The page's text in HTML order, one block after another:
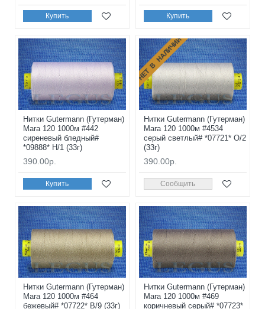
Купить Купить
Нитки Gutermann (Гутерман)
Mara 120 1000м #442
сиреневый бледный#
*09888* H/1 (33г)
390.00р.
Купить
НЕТ В НАЛИЧИИ
Нитки Gutermann (Гутерман)
Mara 120 1000м #4534
серый светлый# *07721* O/2
(33г)
390.00р.
Сообщить
Нитки Gutermann (Гутерман)
Mara 120 1000м #464
бежевый# *07722* B/9 (33г)
Нитки Gutermann (Гутерман)
Mara 120 1000м #469
коричневый серый# *07723*